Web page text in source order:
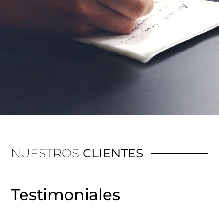
NUESTROS CLIENTES
Testimoniales